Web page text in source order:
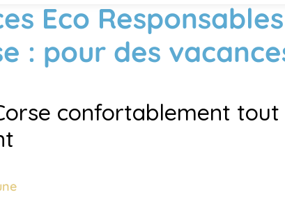
Eco
: pour des
confortablement